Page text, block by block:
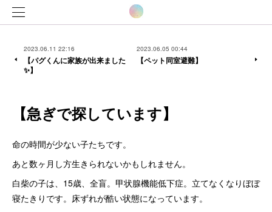
2023.06.11 22:16
【パグくんに家族が出来ました
✨】
2023.06.05 00:44
【ペット同室避難】
【急ぎで探しています】
命の時間が少ない子たちです。
あと数ヶ月し方生きられないかもしれません。
白柴の子は、15歳、全盲。甲状腺機能低下症。立てなくなりぼぼ
寝たきりです。床ずれが酷い状態になっています。